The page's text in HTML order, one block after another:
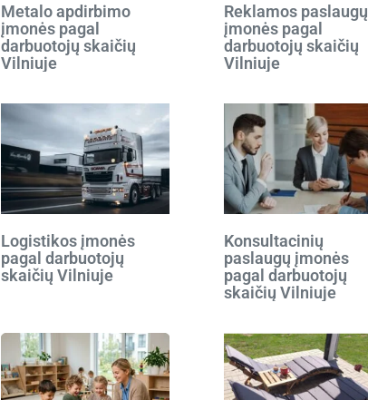
Metalo apdirbimo
įmonės pagal
darbuotojų skaičių
Vilniuje
Reklamos paslaugų
įmonės pagal
darbuotojų skaičių
Vilniuje
Logistikos įmonės
pagal darbuotojų
skaičių Vilniuje
Konsultacinių
paslaugų įmonės
pagal darbuotojų
skaičių Vilniuje